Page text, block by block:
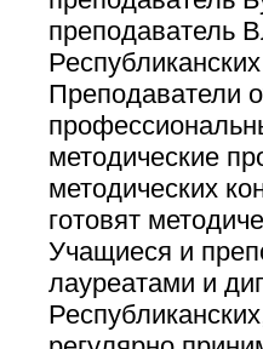
преподаватель
Преподаватели
методические
методических
готовят
Учащиеся и
лауреатами и